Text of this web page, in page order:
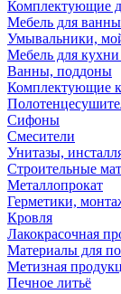
Комплектующие
Мебель для
Умывальники,
Мебель для
Ванны, поддоны
Комплектующие
Сифоны
Смесители
Унитазы,
Строительные
Металлопрокат
Герметики,
Кровля
Лакокрасочная
Материалы для
Метизная
Печное литьё